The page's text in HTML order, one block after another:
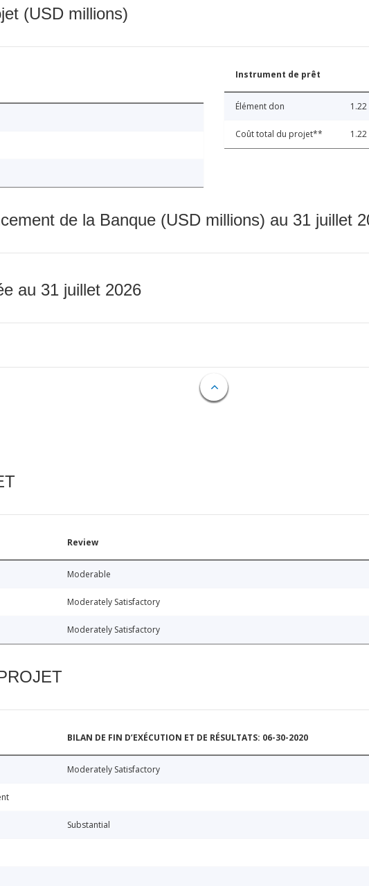
(USD millions)
Instrument de prêt
Élément don 1.22
Coût total du projet** 1.22
de la Banque (USD millions) au 31 juillet
au 31 juillet 2026
Review
Moderable
Moderately Satisfactory
Moderately Satisfactory
BILAN DE FIN D’EXÉCUTION ET DE RÉSULTATS: 06-30-2020
Moderately Satisfactory
Substantial